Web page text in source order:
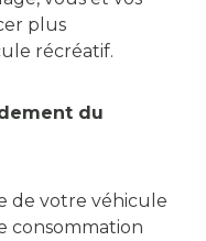
plus
récréatif.
du
de votre véhicule
consommation